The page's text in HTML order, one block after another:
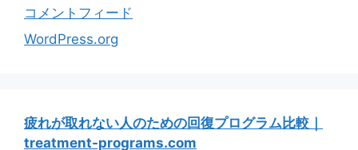
コメントフィード
WordPress.org
疲れが取れない人のための回復プログラム比較｜
treatment-programs.com